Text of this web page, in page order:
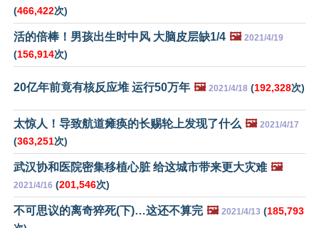
(466,422次)
活的倍棒！男孩出生时中风 大脑皮层缺1/4 🖼️ 2021/4/19
(156,914次)
20亿年前竟有核反应堆 运行50万年 🖼️ 2021/4/18 (192,328次)
太惊人！导致航道瘫痪的长赐轮上发现了什么 🖼️ 2021/4/17
(363,251次)
武汉协和医院密集移植心脏 给这城市带来更大灾难 🖼️
2021/4/16 (201,546次)
不可思议的离奇猝死(下)…这还不算完 🖼️ 2021/4/13 (185,793